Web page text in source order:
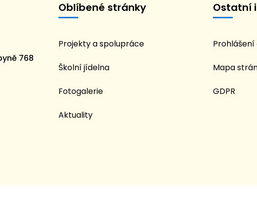
768
Oblíbené stránky
Projekty a spolupráce
Školní jídelna
Fotogalerie
Aktuality
Ostatní
Mapa
GDPR